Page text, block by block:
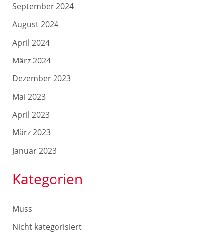
September 2024
August 2024
April 2024
März 2024
Dezember 2023
Mai 2023
April 2023
März 2023
Januar 2023
Kategorien
Muss
Nicht kategorisiert